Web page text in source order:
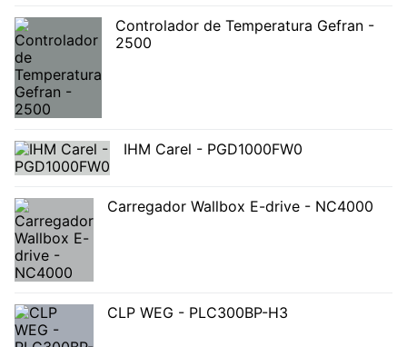
Controlador de Temperatura Gefran -
2500
IHM Carel - PGD1000FW0
Carregador Wallbox E-drive - NC4000
CLP WEG - PLC300BP-H3